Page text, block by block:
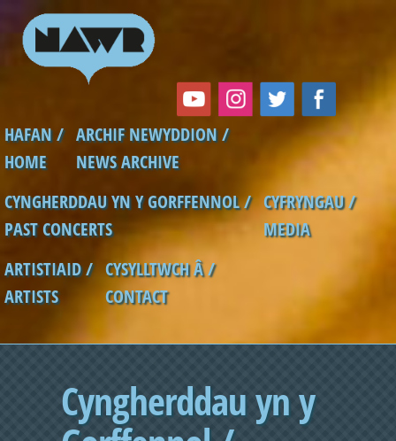
Skip to main content
Main menu
HAFAN /
HOME
ARCHIF NEWYDDION /
NEWS ARCHIVE
CYNGHERDDAU YN Y GORFFENNOL /
PAST CONCERTS
CYFRYNGAU /
MEDIA
ARTISTIAID /
ARTISTS
CYSYLLTWCH Â /
CONTACT
Cyngherddau yn y